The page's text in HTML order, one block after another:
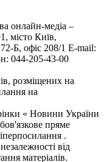
онлайн-медіа –
місто Київ,
Б, офіс 208/1 E-mail:
044-205-43-00
розміщених на
на
« Новини України
пряме
.
від
матеріалів.